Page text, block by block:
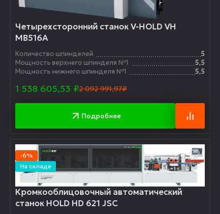
Четырехсторонний станок V-HOLD VH
MB516A
Количество шпинделей
5
Мощность верхнего шпинделя №1
5,5
Мощность нижнего шпинделя №1
5,5
1 538 605,53 ₽2 092 991,97₽
Подробнее
-6%
На складе
Кромкооблицовочный автоматический
станок HOLD HD 621 JSC